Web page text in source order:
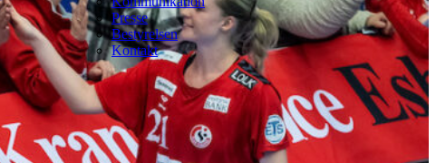
Presse
Bestyrelsen
Kontakt